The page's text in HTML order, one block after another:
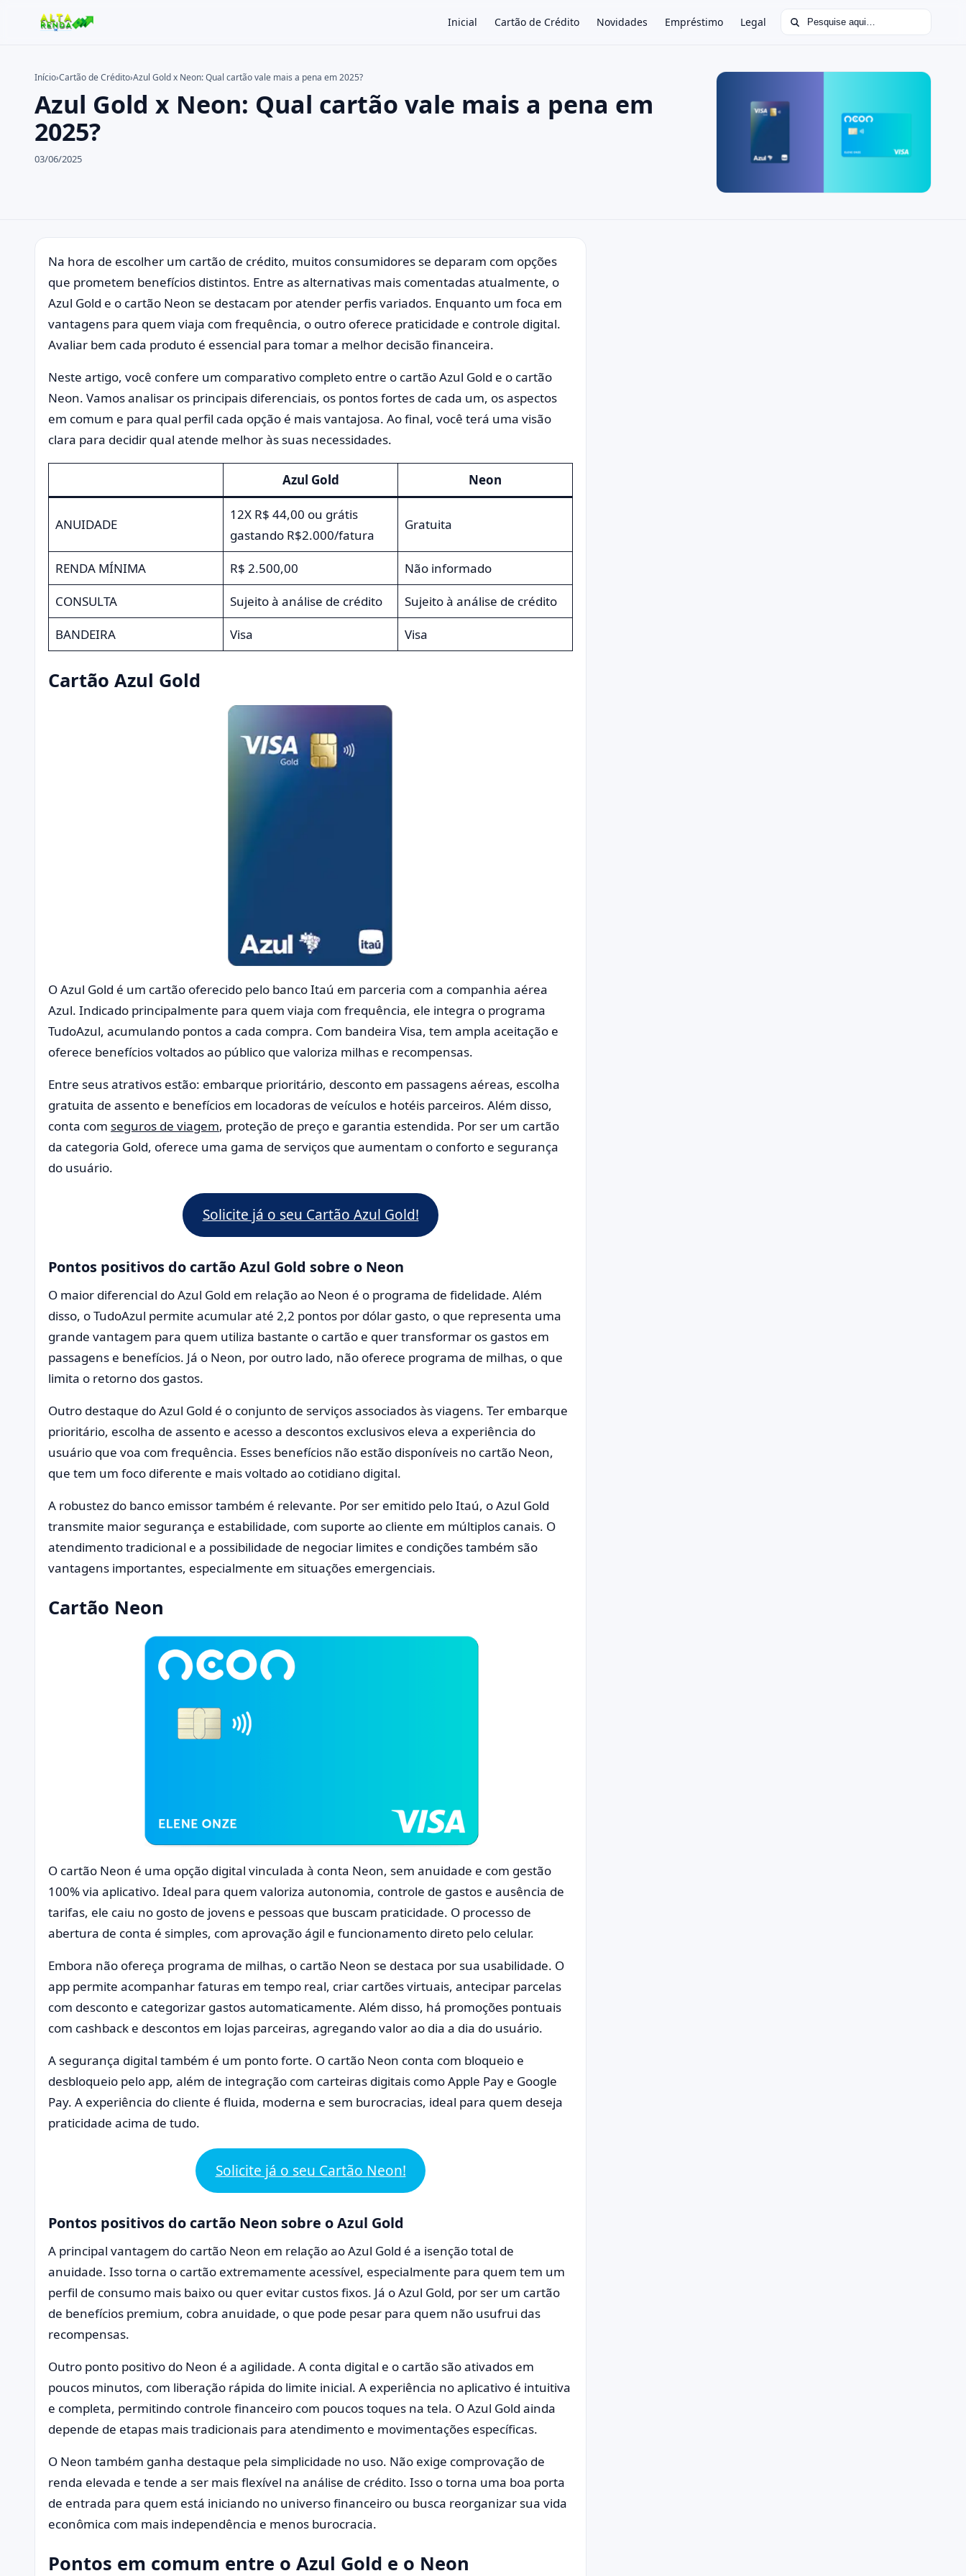
Inicial Cartão de Crédito Novidades Empréstimo Legal Buscar por:
Buscar no site ×
Buscar por:
Pressione Enter para buscar ou ESC para fechar.
Início›Cartão de Crédito›Azul Gold x Neon: Qual cartão vale mais a pena em 2025?
Azul Gold x Neon: Qual cartão vale mais a pena em
2025?
03/06/2025
Na hora de escolher um cartão de crédito, muitos consumidores se deparam com opções
que prometem benefícios distintos. Entre as alternativas mais comentadas atualmente, o
Azul Gold e o cartão Neon se destacam por atender perfis variados. Enquanto um foca em
vantagens para quem viaja com frequência, o outro oferece praticidade e controle digital.
Avaliar bem cada produto é essencial para tomar a melhor decisão financeira.
Neste artigo, você confere um comparativo completo entre o cartão Azul Gold e o cartão
Neon. Vamos analisar os principais diferenciais, os pontos fortes de cada um, os aspectos
em comum e para qual perfil cada opção é mais vantajosa. Ao final, você terá uma visão
clara para decidir qual atende melhor às suas necessidades.
Azul Gold Neon
ANUIDADE
12X R$ 44,00 ou grátis
gastando R$2.000/fatura
Gratuita
RENDA MÍNIMA R$ 2.500,00
Não informado
CONSULTA
Sujeito à análise de crédito
Sujeito à análise de crédito
BANDEIRA
Visa Visa
Cartão Azul Gold
O Azul Gold é um cartão oferecido pelo banco Itaú em parceria com a companhia aérea
Azul. Indicado principalmente para quem viaja com frequência, ele integra o programa
TudoAzul, acumulando pontos a cada compra. Com bandeira Visa, tem ampla aceitação e
oferece benefícios voltados ao público que valoriza milhas e recompensas.
Entre seus atrativos estão: embarque prioritário, desconto em passagens aéreas, escolha
gratuita de assento e benefícios em locadoras de veículos e hotéis parceiros. Além disso,
conta com seguros de viagem, proteção de preço e garantia estendida. Por ser um cartão
da categoria Gold, oferece uma gama de serviços que aumentam o conforto e segurança
do usuário.
Solicite já o seu Cartão Azul Gold!
Pontos positivos do cartão Azul Gold sobre o Neon
O maior diferencial do Azul Gold em relação ao Neon é o programa de fidelidade. Além
disso, o TudoAzul permite acumular até 2,2 pontos por dólar gasto, o que representa uma
grande vantagem para quem utiliza bastante o cartão e quer transformar os gastos em
passagens e benefícios. Já o Neon, por outro lado, não oferece programa de milhas, o que
limita o retorno dos gastos.
Outro destaque do Azul Gold é o conjunto de serviços associados às viagens. Ter embarque
prioritário, escolha de assento e acesso a descontos exclusivos eleva a experiência do
usuário que voa com frequência. Esses benefícios não estão disponíveis no cartão Neon,
que tem um foco diferente e mais voltado ao cotidiano digital.
A robustez do banco emissor também é relevante. Por ser emitido pelo Itaú, o Azul Gold
transmite maior segurança e estabilidade, com suporte ao cliente em múltiplos canais. O
atendimento tradicional e a possibilidade de negociar limites e condições também são
vantagens importantes, especialmente em situações emergenciais.
Cartão Neon
O cartão Neon é uma opção digital vinculada à conta Neon, sem anuidade e com gestão
100% via aplicativo. Ideal para quem valoriza autonomia, controle de gastos e ausência de
tarifas, ele caiu no gosto de jovens e pessoas que buscam praticidade. O processo de
abertura de conta é simples, com aprovação ágil e funcionamento direto pelo celular.
Embora não ofereça programa de milhas, o cartão Neon se destaca por sua usabilidade. O
app permite acompanhar faturas em tempo real, criar cartões virtuais, antecipar parcelas
com desconto e categorizar gastos automaticamente. Além disso, há promoções pontuais
com cashback e descontos em lojas parceiras, agregando valor ao dia a dia do usuário.
A segurança digital também é um ponto forte. O cartão Neon conta com bloqueio e
desbloqueio pelo app, além de integração com carteiras digitais como Apple Pay e Google
Pay. A experiência do cliente é fluida, moderna e sem burocracias, ideal para quem deseja
praticidade acima de tudo.
Solicite já o seu Cartão Neon!
Pontos positivos do cartão Neon sobre o Azul Gold
A principal vantagem do cartão Neon em relação ao Azul Gold é a isenção total de
anuidade. Isso torna o cartão extremamente acessível, especialmente para quem tem um
perfil de consumo mais baixo ou quer evitar custos fixos. Já o Azul Gold, por ser um cartão
de benefícios premium, cobra anuidade, o que pode pesar para quem não usufrui das
recompensas.
Outro ponto positivo do Neon é a agilidade. A conta digital e o cartão são ativados em
poucos minutos, com liberação rápida do limite inicial. A experiência no aplicativo é intuitiva
e completa, permitindo controle financeiro com poucos toques na tela. O Azul Gold ainda
depende de etapas mais tradicionais para atendimento e movimentações específicas.
O Neon também ganha destaque pela simplicidade no uso. Não exige comprovação de
renda elevada e tende a ser mais flexível na análise de crédito. Isso o torna uma boa porta
de entrada para quem está iniciando no universo financeiro ou busca reorganizar sua vida
econômica com mais independência e menos burocracia.
Pontos em comum entre o Azul Gold e o Neon